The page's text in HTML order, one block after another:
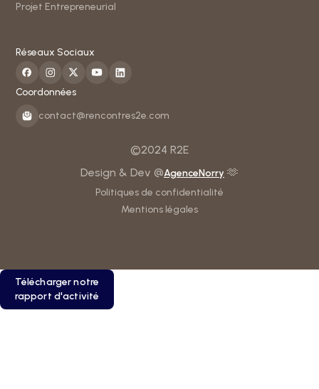
Projet Entrepreneurial
Réseaux Sociaux
Coordonnées
contact@rencontres2e.com
©2024 R2E
Design & Dev @AgenceNorry 🫶
Politiques de confidentialité
Mentions légales
Télécharger notre
rapport d'activité